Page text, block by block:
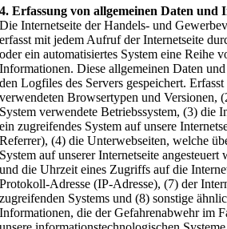
4. Erfassung von allgemeinen Daten und
Die Internetseite der Handels- und
erfasst mit jedem Aufruf der Internetseite
oder ein automatisiertes System eine Reihe
Informationen. Diese allgemeinen Daten
den Logfiles des Servers gespeichert.
verwendeten Browsertypen und Versionen,
System verwendete Betriebssystem, (3) die
ein zugreifendes System auf unsere
Referrer), (4) die Unterwebseiten, welche
System auf unserer Internetseite angesteuert
und die Uhrzeit eines Zugriffs auf die
Protokoll-Adresse (IP-Adresse), (7) der
zugreifenden Systems und (8) sonstige
Informationen, die der Gefahrenabwehr im